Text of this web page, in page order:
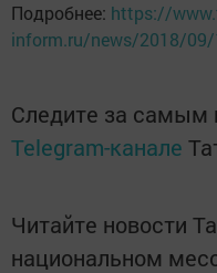
Подробнее: https://
inform.ru/news/2018/
Следите за
Telegram-канале
Читайте новости
национальном